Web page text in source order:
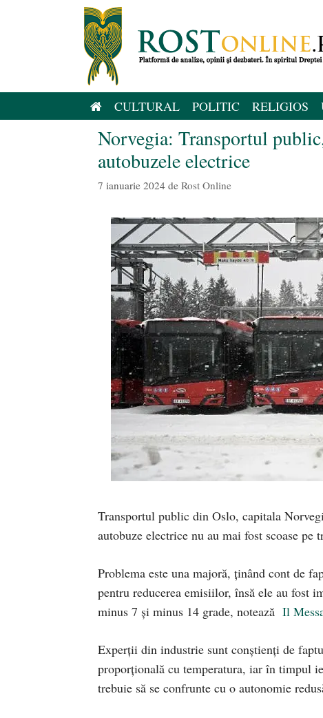
CULTURAL POLITIC RELIGIOS
Norvegia: Transportul
autobuzele electrice
7 ianuarie 2024 de Rost Online
Transportul public din Oslo, capitala
autobuze electrice nu au mai fost scoase pe
Problema este una majoră, ținând cont de
pentru reducerea emisiilor, însă ele au fost
minus 7 și minus 14 grade, notează Il
Experții din industrie sunt conștienți de
proporțională cu temperatura, iar în timpul
trebuie să se confrunte cu o autonomie